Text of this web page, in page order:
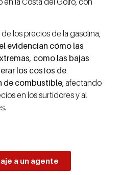
los precios de la gasolina,
evidencian cómo las
como las bajas
los costos de
de combustible, afectando
en los surtidores y al
a un agente